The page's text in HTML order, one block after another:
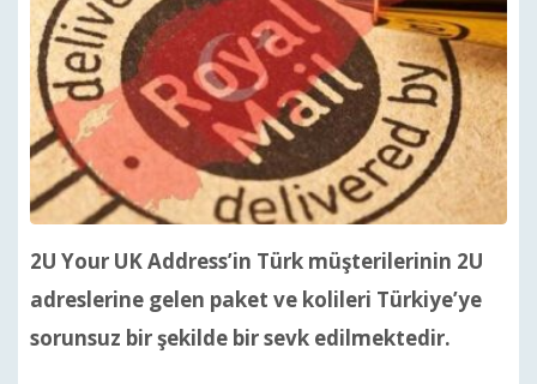
2U Your UK Address’in Türk müşterilerinin 2U
adreslerine gelen paket ve kolileri Türkiye’ye
sorunsuz bir şekilde bir sevk edilmektedir.